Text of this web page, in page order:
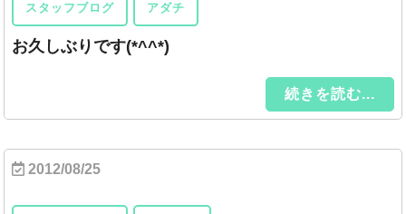
スタッフブログ アダチ
お久しぶりです(*^^*)
続きを読む...
2012/08/25